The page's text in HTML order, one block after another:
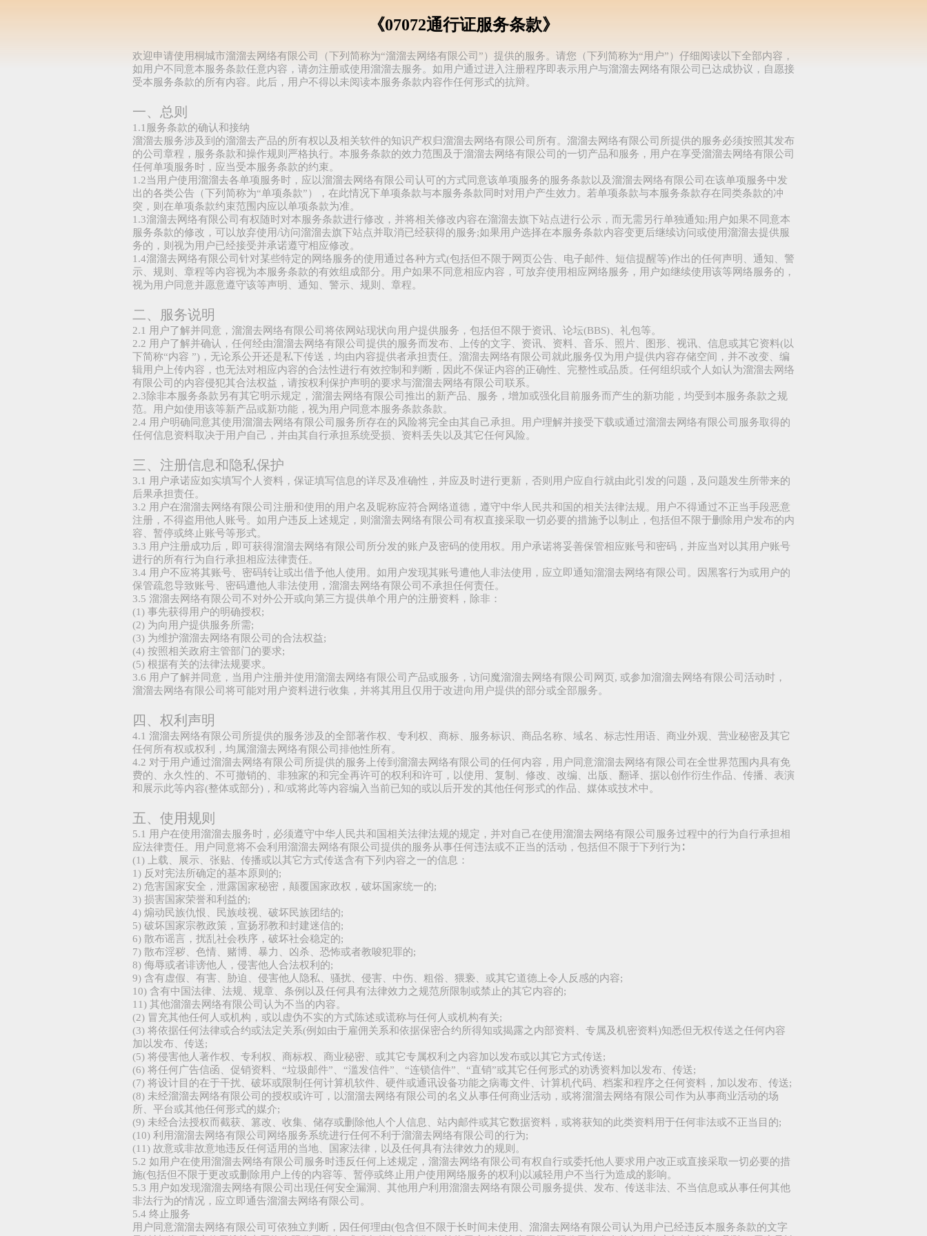
《07072通行证服务条款》
欢迎申请使用桐城市溜溜去网络有限公司（下列简称为“溜溜去网络有限公司”）提供的服务。请您（下列简称为“用户”）仔细阅读以下全部内容，
如用户不同意本服务条款任意内容，请勿注册或使用溜溜去服务。如用户通过进入注册程序即表示用户与溜溜去网络有限公司已达成协议，自愿接
受本服务条款的所有内容。此后，用户不得以未阅读本服务条款内容作任何形式的抗辩。
一、总则
1.1服务条款的确认和接纳
溜溜去服务涉及到的溜溜去产品的所有权以及相关软件的知识产权归溜溜去网络有限公司所有。溜溜去网络有限公司所提供的服务必须按照其发布
的公司章程，服务条款和操作规则严格执行。本服务条款的效力范围及于溜溜去网络有限公司的一切产品和服务，用户在享受溜溜去网络有限公司
任何单项服务时，应当受本服务条款的约束。
1.2当用户使用溜溜去各单项服务时，应以溜溜去网络有限公司认可的方式同意该单项服务的服务条款以及溜溜去网络有限公司在该单项服务中发
出的各类公告（下列简称为“单项条款”），在此情况下单项条款与本服务条款同时对用户产生效力。若单项条款与本服务条款存在同类条款的冲
突，则在单项条款约束范围内应以单项条款为准。
1.3溜溜去网络有限公司有权随时对本服务条款进行修改，并将相关修改内容在溜溜去旗下站点进行公示，而无需另行单独通知;用户如果不同意本
服务条款的修改，可以放弃使用/访问溜溜去旗下站点并取消已经获得的服务;如果用户选择在本服务条款内容变更后继续访问或使用溜溜去提供服
务的，则视为用户已经接受并承诺遵守相应修改。
1.4溜溜去网络有限公司针对某些特定的网络服务的使用通过各种方式(包括但不限于网页公告、电子邮件、短信提醒等)作出的任何声明、通知、警
示、规则、章程等内容视为本服务条款的有效组成部分。用户如果不同意相应内容，可放弃使用相应网络服务，用户如继续使用该等网络服务的，
视为用户同意并愿意遵守该等声明、通知、警示、规则、章程。
二、服务说明
2.1 用户了解并同意，溜溜去网络有限公司将依网站现状向用户提供服务，包括但不限于资讯、论坛(BBS)、礼包等。
2.2 用户了解并确认，任何经由溜溜去网络有限公司提供的服务而发布、上传的文字、资讯、资料、音乐、照片、图形、视讯、信息或其它资料(以
下简称“内容 ”)，无论系公开还是私下传送，均由内容提供者承担责任。溜溜去网络有限公司就此服务仅为用户提供内容存储空间，并不改变、编
辑用户上传内容，也无法对相应内容的合法性进行有效控制和判断，因此不保证内容的正确性、完整性或品质。任何组织或个人如认为溜溜去网络
有限公司的内容侵犯其合法权益，请按权利保护声明的要求与溜溜去网络有限公司联系。
2.3除非本服务条款另有其它明示规定，溜溜去网络有限公司推出的新产品、服务，增加或强化目前服务而产生的新功能，均受到本服务条款之规
范。用户如使用该等新产品或新功能，视为用户同意本服务条款条款。
2.4 用户明确同意其使用溜溜去网络有限公司服务所存在的风险将完全由其自己承担。用户理解并接受下载或通过溜溜去网络有限公司服务取得的
任何信息资料取决于用户自己，并由其自行承担系统受损、资料丢失以及其它任何风险。
三、注册信息和隐私保护
3.1 用户承诺应如实填写个人资料，保证填写信息的详尽及准确性，并应及时进行更新，否则用户应自行就由此引发的问题，及问题发生所带来的
后果承担责任。
3.2 用户在溜溜去网络有限公司注册和使用的用户名及昵称应符合网络道德，遵守中华人民共和国的相关法律法规。用户不得通过不正当手段恶意
注册，不得盗用他人账号。如用户违反上述规定，则溜溜去网络有限公司有权直接采取一切必要的措施予以制止，包括但不限于删除用户发布的内
容、暂停或终止账号等形式。
3.3 用户注册成功后，即可获得溜溜去网络有限公司所分发的账户及密码的使用权。用户承诺将妥善保管相应账号和密码，并应当对以其用户账号
进行的所有行为自行承担相应法律责任。
3.4 用户不应将其账号、密码转让或出借予他人使用。如用户发现其账号遭他人非法使用，应立即通知溜溜去网络有限公司。因黑客行为或用户的
保管疏忽导致账号、密码遭他人非法使用，溜溜去网络有限公司不承担任何责任。
3.5 溜溜去网络有限公司不对外公开或向第三方提供单个用户的注册资料，除非：
(1) 事先获得用户的明确授权;
(2) 为向用户提供服务所需;
(3) 为维护溜溜去网络有限公司的合法权益;
(4) 按照相关政府主管部门的要求;
(5) 根据有关的法律法规要求。
3.6 用户了解并同意，当用户注册并使用溜溜去网络有限公司产品或服务，访问魔溜溜去网络有限公司网页, 或参加溜溜去网络有限公司活动时，
溜溜去网络有限公司将可能对用户资料进行收集，并将其用且仅用于改进向用户提供的部分或全部服务。
四、权利声明
4.1 溜溜去网络有限公司所提供的服务涉及的全部著作权、专利权、商标、服务标识、商品名称、域名、标志性用语、商业外观、营业秘密及其它
任何所有权或权利，均属溜溜去网络有限公司排他性所有。
4.2 对于用户通过溜溜去网络有限公司所提供的服务上传到溜溜去网络有限公司的任何内容，用户同意溜溜去网络有限公司在全世界范围内具有免
费的、永久性的、不可撤销的、非独家的和完全再许可的权利和许可，以使用、复制、修改、改编、出版、翻译、据以创作衍生作品、传播、表演
和展示此等内容(整体或部分)，和/或将此等内容编入当前已知的或以后开发的其他任何形式的作品、媒体或技术中。
五、使用规则
5.1 用户在使用溜溜去服务时，必须遵守中华人民共和国相关法律法规的规定，并对自己在使用溜溜去网络有限公司服务过程中的行为自行承担相
应法律责任。用户同意将不会利用溜溜去网络有限公司提供的服务从事任何违法或不正当的活动，包括但不限于下列行为∶
(1) 上载、展示、张贴、传播或以其它方式传送含有下列内容之一的信息：
1) 反对宪法所确定的基本原则的;
2) 危害国家安全，泄露国家秘密，颠覆国家政权，破坏国家统一的;
3) 损害国家荣誉和利益的;
4) 煽动民族仇恨、民族歧视、破坏民族团结的;
5) 破坏国家宗教政策，宣扬邪教和封建迷信的;
6) 散布谣言，扰乱社会秩序，破坏社会稳定的;
7) 散布淫秽、色情、赌博、暴力、凶杀、恐怖或者教唆犯罪的;
8) 侮辱或者诽谤他人，侵害他人合法权利的;
9) 含有虚假、有害、胁迫、侵害他人隐私、骚扰、侵害、中伤、粗俗、猥亵、或其它道德上令人反感的内容;
10) 含有中国法律、法规、规章、条例以及任何具有法律效力之规范所限制或禁止的其它内容的;
11) 其他溜溜去网络有限公司认为不当的内容。
(2) 冒充其他任何人或机构，或以虚伪不实的方式陈述或谎称与任何人或机构有关;
(3) 将依据任何法律或合约或法定关系(例如由于雇佣关系和依据保密合约所得知或揭露之内部资料、专属及机密资料)知悉但无权传送之任何内容
加以发布、传送;
(5) 将侵害他人著作权、专利权、商标权、商业秘密、或其它专属权利之内容加以发布或以其它方式传送;
(6) 将任何广告信函、促销资料、“垃圾邮件”、“滥发信件”、“连锁信件”、“直销”或其它任何形式的劝诱资料加以发布、传送;
(7) 将设计目的在于干扰、破坏或限制任何计算机软件、硬件或通讯设备功能之病毒文件、计算机代码、档案和程序之任何资料，加以发布、传送;
(8) 未经溜溜去网络有限公司的授权或许可，以溜溜去网络有限公司的名义从事任何商业活动，或将溜溜去网络有限公司作为从事商业活动的场
所、平台或其他任何形式的媒介;
(9) 未经合法授权而截获、篡改、收集、储存或删除他人个人信息、站内邮件或其它数据资料，或将获知的此类资料用于任何非法或不正当目的;
(10) 利用溜溜去网络有限公司网络服务系统进行任何不利于溜溜去网络有限公司的行为;
(11) 故意或非故意地违反任何适用的当地、国家法律，以及任何具有法律效力的规则。
5.2 如用户在使用溜溜去网络有限公司服务时违反任何上述规定，溜溜去网络有限公司有权自行或委托他人要求用户改正或直接采取一切必要的措
施(包括但不限于更改或删除用户上传的内容等、暂停或终止用户使用网络服务的权利)以减轻用户不当行为造成的影响。
5.3 用户如发现溜溜去网络有限公司出现任何安全漏洞、其他用户利用溜溜去网络有限公司服务提供、发布、传送非法、不当信息或从事任何其他
非法行为的情况，应立即通告溜溜去网络有限公司。
5.4 终止服务
用户同意溜溜去网络有限公司可依独立判断，因任何理由(包含但不限于长时间未使用、溜溜去网络有限公司认为用户已经违反本服务条款的文字